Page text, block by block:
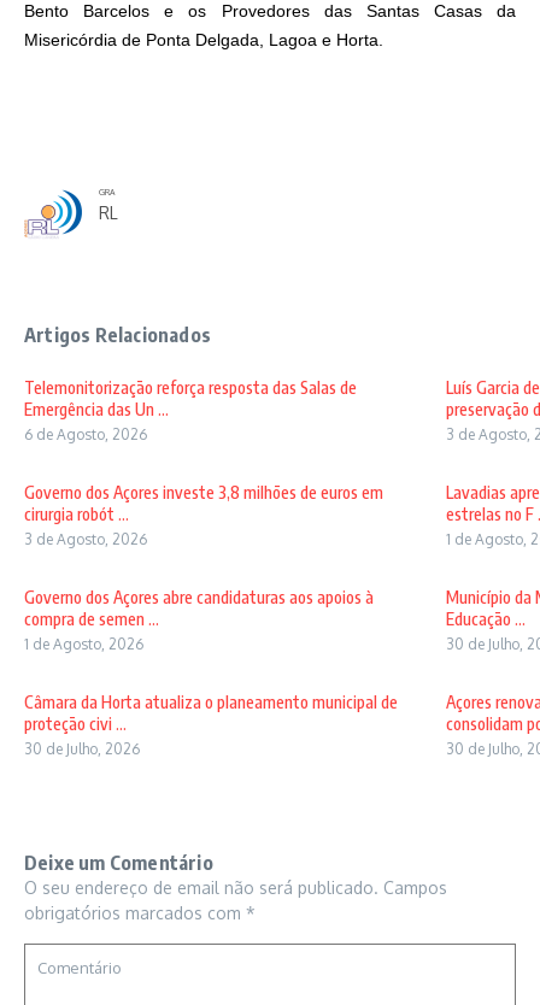
Bento Barcelos e os Provedores das Santas Casas da
Misericórdia de Ponta Delgada, Lagoa e Horta.
GRA
RL
Artigos Relacionados
Telemonitorização reforça resposta das Salas de
Emergência das Un ...
6 de Agosto, 2026
Luís Garcia
preservação
3 de Agosto,
Governo dos Açores investe 3,8 milhões de euros em
cirurgia robót ...
3 de Agosto, 2026
Lavadias
estrelas no F
1 de Agosto,
Governo dos Açores abre candidaturas aos apoios à
compra de semen ...
1 de Agosto, 2026
Município da
Educação ...
30 de Julho,
Câmara da Horta atualiza o planeamento municipal de
proteção civi ...
30 de Julho, 2026
Açores
consolidam
30 de Julho,
Deixe um Comentário
O seu endereço de email não será publicado. Campos
obrigatórios marcados com *